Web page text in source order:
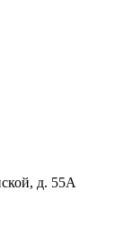
д. 55А